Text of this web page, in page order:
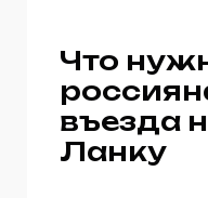
Что
въезда
Ланку